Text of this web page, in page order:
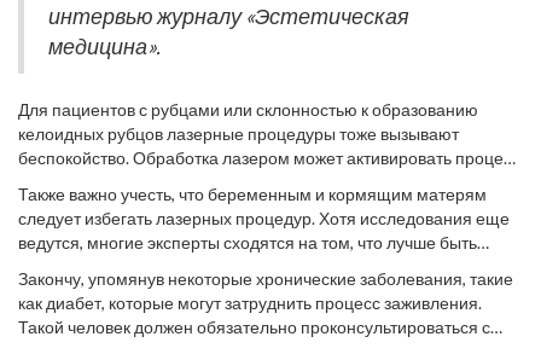
интервью журналу «Эстетическая
медицина».
Для пациентов с рубцами или склонностью к образованию
келоидных рубцов лазерные процедуры тоже вызывают
беспокойство. Обработка лазером может активировать процесс
крайне нежелательно для тех, кто стремится к безупречной
коже без дополнительных дефектов. Об этом стоит помнить при
консультации у специалиста.
Также важно учесть, что беременным и кормящим матерям
следует избегать лазерных процедур. Хотя исследования еще
ведутся, многие эксперты сходятся на том, что лучше быть
на этапе активного восстановления после родов. Хотя это
может показаться лишним предостережением, но здоровье
матери и ребенка должно быть на первом месте.
Закончу, упомянув некоторые хронические заболевания, такие
как диабет, которые могут затруднить процесс заживления.
Такой человек должен обязательно проконсультироваться с